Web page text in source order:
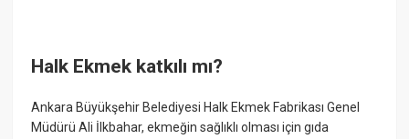
Halk Ekmek katkılı mı?
Ankara Büyükşehir Belediyesi Halk Ekmek Fabrikası Genel
Müdürü Ali İlkbahar, ekmeğin sağlıklı olması için gıda